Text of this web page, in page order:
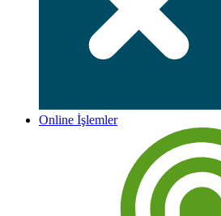
Online İşlemler